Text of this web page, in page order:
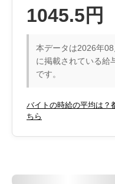
1045.5円
本データは2026年
に掲載されている給
です。
バイトの時給の平均は？
ちら